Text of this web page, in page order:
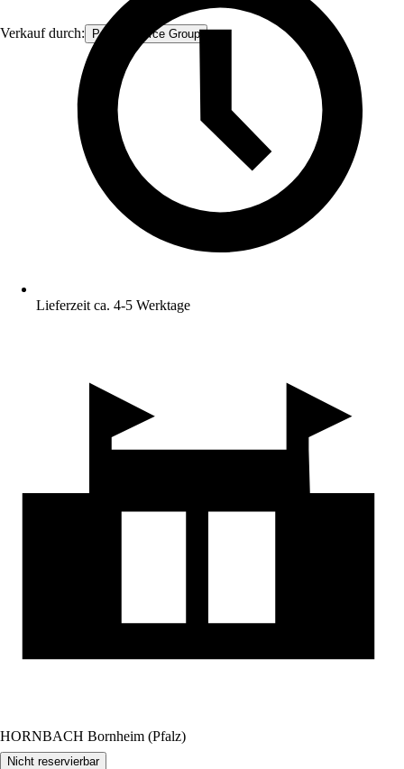
Verkauf durch: Procommerce Group
Lieferzeit ca. 4-5 Werktage
HORNBACH Bornheim (Pfalz)
Nicht reservierbar